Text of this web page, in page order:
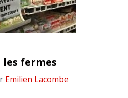
fermes
Emilien Lacombe